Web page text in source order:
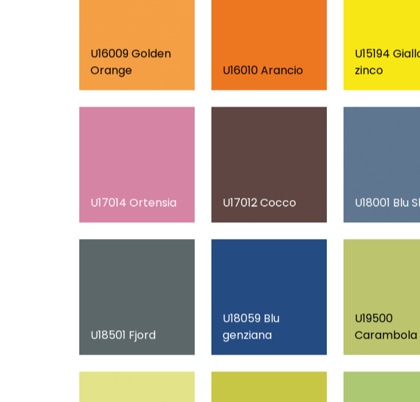
U16009 Golden
Orange
U16010 Arancio
U15194
zinco
U17014 Ortensia U17012 Cocco U18001 Blu
U18501 Fjord
U18059 Blu
genziana
U19500
Carambola